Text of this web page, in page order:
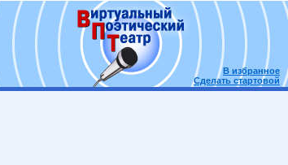
В избранное
Сделать стартовой